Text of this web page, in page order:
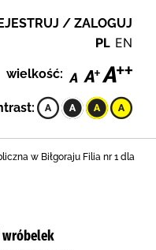
/ ZALOGUJ
PL EN
wielkość:
w Biłgoraju Filia nr 1 dla
wróbelek